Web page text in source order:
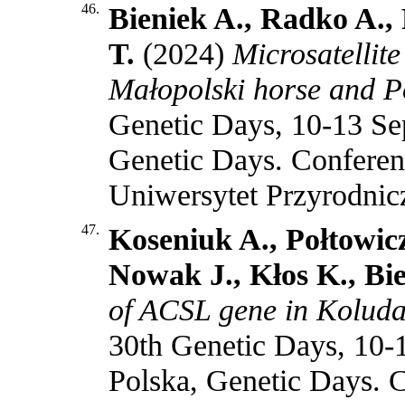
46.
Bieniek A., Radko
T. (2024)
Małopolski horse and
Genetic Days, 10-13
Genetic Days.
Uniwersytet
47.
Koseniuk A.,
Nowak J., Kłos K.,
of ACSL gene in
30th Genetic Days,
Polska, Genetic Days.